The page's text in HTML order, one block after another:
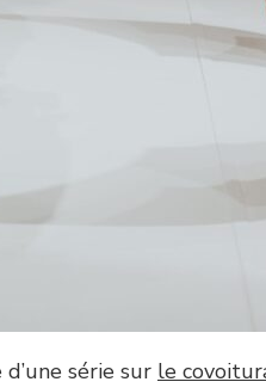
série sur le